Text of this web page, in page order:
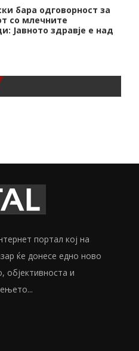
бара одговорност за
со млечните
Јавното здравје е над
портал кој на
ќе донесе едно ново
и